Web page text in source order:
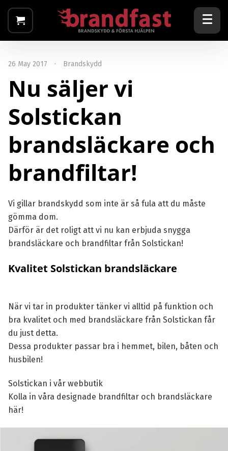
26 May 2017 · Brandskydd
Nu säljer vi
Solstickan
brandsläckare och
brandfiltar!
Vi gillar brandskydd som inte är så fula att du måste
gömma dom.
Därför är det roligt att vi nu kan erbjuda snygga
brandsläckare och brandfiltar från Solstickan!
Kvalitet Solstickan brandsläckare
När vi tar in produkter tänker vi alltid på funktion och
bra kvalitet och med brandsläckare från Solstickan får
du just detta.
Dessa produkter passar bra i hemmet, bilen, båten och
husbilen!
Solstickan i vår webbutik
Kolla in våra designade brandfiltar och brandsläckare
här!